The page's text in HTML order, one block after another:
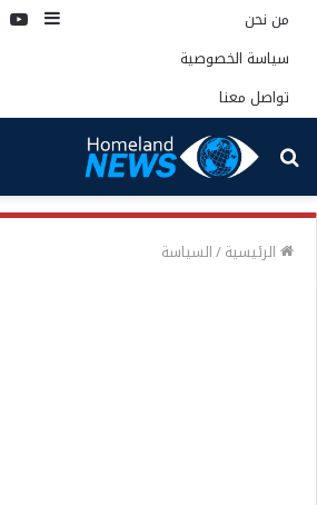
من نحن
سياسة الخصوصية
تواصل معنا
إضافة
بحث
عن
الرئيسية/السياسة